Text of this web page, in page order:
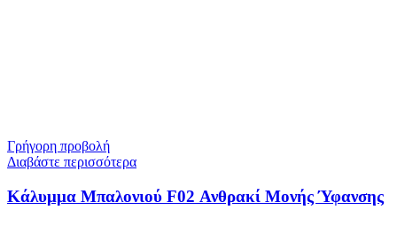
Γρήγορη προβολή
Διαβάστε περισσότερα
Κάλυμμα Μπαλονιού F02 Ανθρακί Μονής Ύφανσης